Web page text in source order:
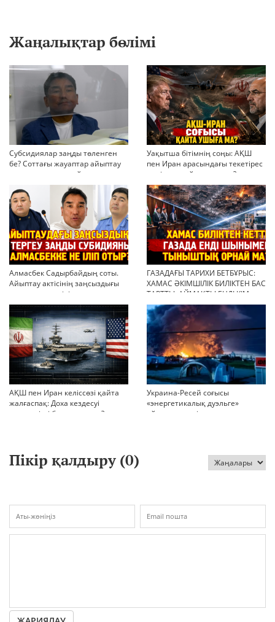
Жаңалықтар бөлімі
Субсидиялар заңды төленген
бе? Соттағы жауаптар айыптау
тұжырымдарын қайта қарауға
негіз бола ала ма?
Уақытша бітімнің соңы: АҚШ
пен Иран арасындағы текетірес
неліктен қайта ушықты?
Алмасбек Садырбайдың соты.
Айыптау актісінің заңсыздығы
мен қолдан өсірілген
миллиондар
ГАЗАДАҒЫ ТАРИХИ БЕТБҰРЫС:
ХАМАС ӘКІМШІЛІК БИЛІКТЕН БАС
ТАРТТЫ. АЙМАҚТЫ ЕНДІ КІМ
БАСҚАРАДЫ?
АҚШ пен Иран келіссөзі қайта
жалғаспақ: Доха кездесуі
шиеленісті бәсеңдете ме?
Украина-Ресей соғысы
«энергетикалық дуэльге»
айналып кетті
Пікір қалдыру (0)